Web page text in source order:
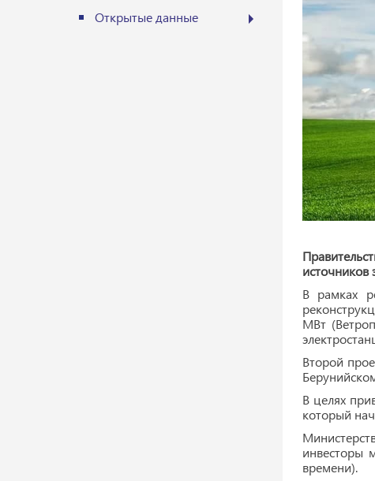
Открытые данные
источников
В рамках
МВт
Второй
В целях
который
инвесторы
времени).